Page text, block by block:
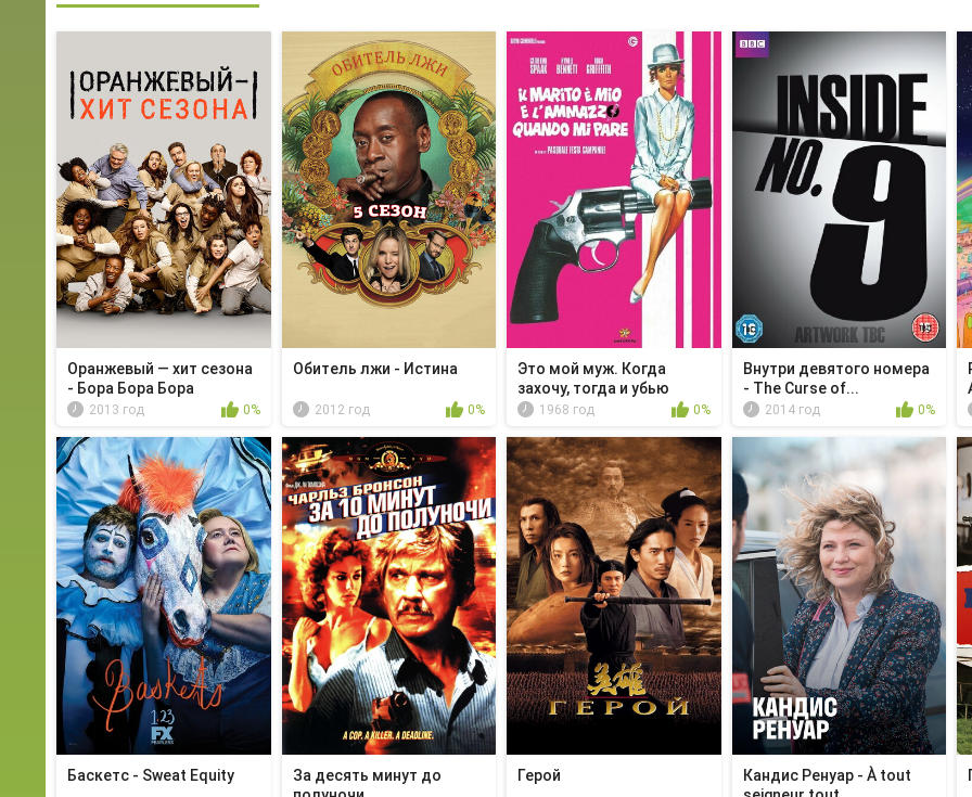
Оранжевый — хит сезона
- Бора Бора Бора
2013 год 0%
Обитель лжи - Истина
2012 год 0%
Это мой муж. Когда
захочу, тогда и убью
1968 год 0%
Внутри девятого номера
- The Curse of...
2014 год 0%
Баскетс - Sweat Equity
За десять минут до
Герой
Кандис Ренуар - À tout